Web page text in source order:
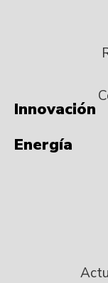
Innovación
Energía